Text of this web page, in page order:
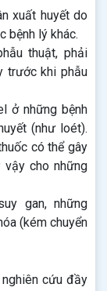
xuất huyết do
bệnh lý khác.
thuật, phải
trước khi phẫu
ở những bệnh
(như loét).
có thể gây
cho những
gan, những
(kém chuyển
cứu đầy